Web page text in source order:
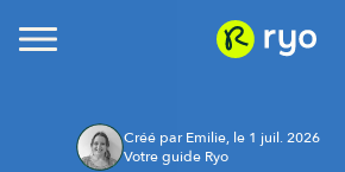
Créé par Emilie, le 1 juil. 2026
Votre guide Ryo